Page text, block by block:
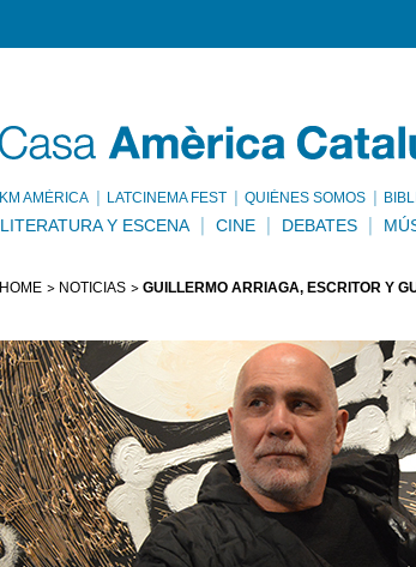
KM AMÈRICA LATCINEMA FEST QUIÉNES SOMOS
LITERATURA Y ESCENA CINE DEBATES
HOME NOTICIAS GUILLERMO ARRIAGA, ESCRITOR Y